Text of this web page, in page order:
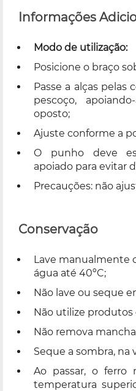
Informações
Modo de utilização:
Posicione o braço
Passe a alças pelas
pescoço,
oposto;
Ajuste conforme a
O punho deve
apoiado para evitar
Precauções: não
Conservação
Lave manualmente
água até 40ºC;
Não lave ou seque
Não utilize produtos
Não remova
Seque a sombra, na
Ao passar, o ferro
temperatura